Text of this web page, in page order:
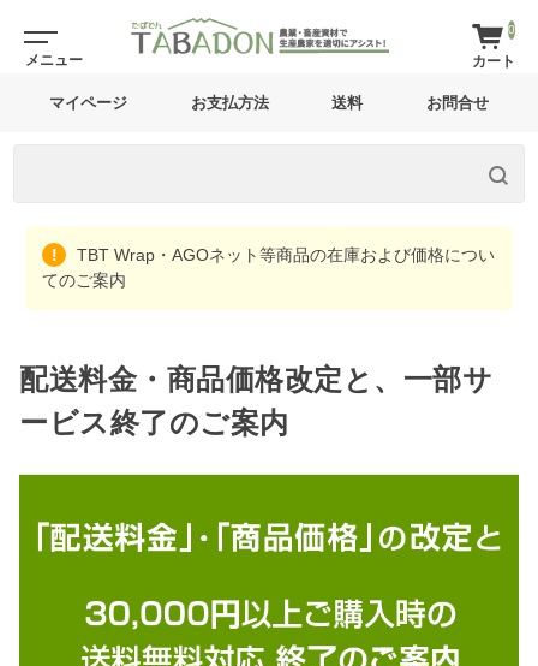
0
マイページ お支払方法 送料 お問合せ
TBT Wrap・AGOネット等商品の在庫および価格につい
てのご案内
配送料金・商品価格改定と、一部サ
ービス終了のご案内